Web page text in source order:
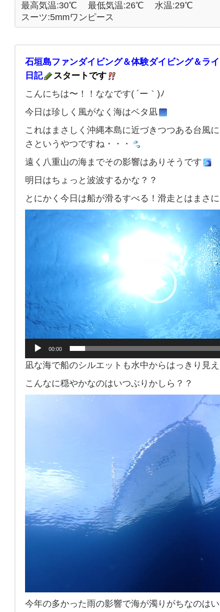
最高気温:30℃
最低気温:26℃
水温:29℃
スーツ:5mmワンピース
石垣島ファンダイビング＆体験ダイビング＆ラ
日記
スタートです
こんにちは〜！！ななです( ´ー｀)ﾉ
今日は珍しく風がなく海はベタ凪
これはまさしく沖縄本島に近づきつつある台風
さというやつですね・・・
遠く八重山の海までその影響はありそうです
明日はちょっと波波するかな？？
とにかく今日は船が滑るすべる！滑走とはまさ
ー
00:00
凪な海で船のシルエットも水中からはっきり見
こんなに穏やかなのはいつぶりかしら？？
今年の多かった雨の影響で海が濁りがちなのは